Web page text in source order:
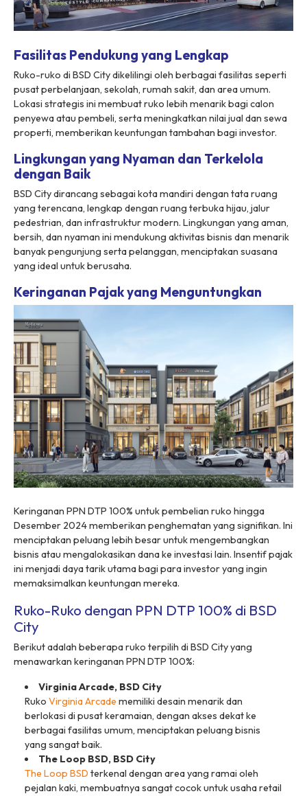
Fasilitas Pendukung yang Lengkap
Ruko-ruko di BSD City dikelilingi oleh berbagai fasilitas seperti
pusat perbelanjaan, sekolah, rumah sakit, dan area umum.
Lokasi strategis ini membuat ruko lebih menarik bagi calon
penyewa atau pembeli, serta meningkatkan nilai jual dan sewa
properti, memberikan keuntungan tambahan bagi investor.
Lingkungan yang Nyaman dan Terkelola
dengan Baik
BSD City dirancang sebagai kota mandiri dengan tata ruang
yang terencana, lengkap dengan ruang terbuka hijau, jalur
pedestrian, dan infrastruktur modern. Lingkungan yang aman,
bersih, dan nyaman ini mendukung aktivitas bisnis dan menarik
banyak pengunjung serta pelanggan, menciptakan suasana
yang ideal untuk berusaha.
Keringanan Pajak yang Menguntungkan
Keringanan PPN DTP 100% untuk pembelian ruko hingga
Desember 2024 memberikan penghematan yang signifikan. Ini
menciptakan peluang lebih besar untuk mengembangkan
bisnis atau mengalokasikan dana ke investasi lain. Insentif pajak
ini menjadi daya tarik utama bagi para investor yang ingin
memaksimalkan keuntungan mereka.
Ruko-Ruko dengan PPN DTP 100% di BSD
City
Berikut adalah beberapa ruko terpilih di BSD City yang
menawarkan keringanan PPN DTP 100%:
Virginia Arcade, BSD City
Ruko Virginia Arcade memiliki desain menarik dan
berlokasi di pusat keramaian, dengan akses dekat ke
berbagai fasilitas umum, menciptakan peluang bisnis
yang sangat baik.
The Loop BSD, BSD City
The Loop BSD terkenal dengan area yang ramai oleh
pejalan kaki, membuatnya sangat cocok untuk usaha retail